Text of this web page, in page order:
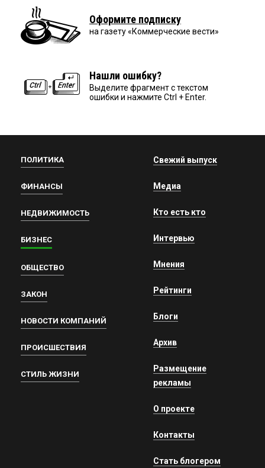
Оформите подписку
на газету «Коммерческие вести»
Нашли ошибку?
Выделите фрагмент с текстом
ошибки и нажмите Ctrl + Enter.
ПОЛИТИКА
ФИНАНСЫ
НЕДВИЖИМОСТЬ
БИЗНЕС
ОБЩЕСТВО
ЗАКОН
НОВОСТИ КОМПАНИЙ
ПРОИСШЕСТВИЯ
СТИЛЬ ЖИЗНИ
Свежий выпуск
Медиа
Кто есть кто
Интервью
Мнения
Рейтинги
Блоги
Архив
Размещение
рекламы
О проекте
Контакты
Стать блогером